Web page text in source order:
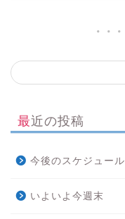
最近の投稿
今後のスケジュール
いよいよ今週末